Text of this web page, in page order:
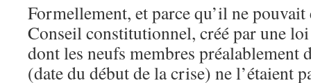
Formellement, et parce qu’il ne
Conseil constitutionnel, créé par une
dont les neufs membres préalablement
(date du début de la crise) ne l’étaient